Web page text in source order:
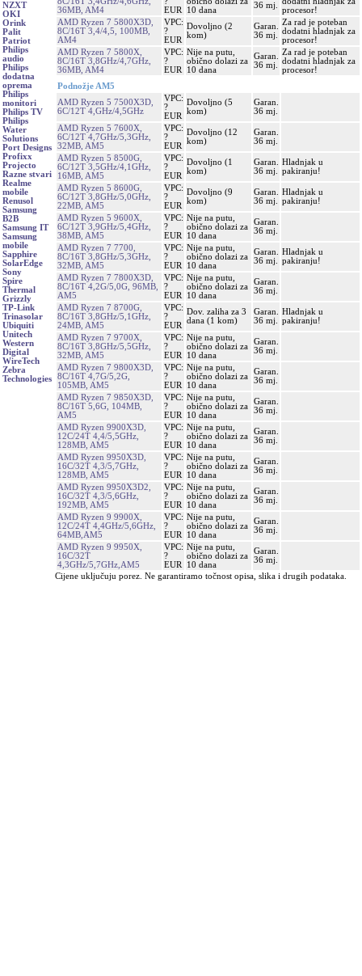
NZXT
OKI
Orink
Palit
Patriot
Philips
audio
Philips
dodatna
oprema
Philips
monitori
Philips TV
Philips
Water
Solutions
Port Designs
Profixx
Projecto
Razne stvari
Realme
mobile
Renusol
Samsung
B2B
Samsung IT
Samsung
mobile
Sapphire
SolarEdge
Sony
Spire
Thermal
Grizzly
TP-Link
Trinasolar
Ubiquiti
Unitech
Western
Digital
WireTech
Zebra
Technologies
36MB, AM4
EUR
10 dana
36 mj.
procesor!
AMD Ryzen 7 5800X3D,
8C/16T 3,4/4,5, 100MB,
AM4
VPC:
?
EUR
Dovoljno (2
kom)
Garan.
36 mj.
Za rad je poteban
dodatni hladnjak za
procesor!
AMD Ryzen 7 5800X,
8C/16T 3,8GHz/4,7GHz,
36MB, AM4
VPC:
?
EUR
Nije na putu,
obično dolazi za
10 dana
Garan.
36 mj.
Za rad je poteban
dodatni hladnjak za
procesor!
Podnožje AM5
AMD Ryzen 5 7500X3D,
6C/12T 4,GHz/4,5GHz
VPC:
?
EUR
Dovoljno (5
kom)
Garan.
36 mj.
AMD Ryzen 5 7600X,
6C/12T 4,7GHz/5,3GHz,
32MB, AM5
VPC:
?
EUR
Dovoljno (12
kom)
Garan.
36 mj.
AMD Ryzen 5 8500G,
6C/12T 3,5GHz/4,1GHz,
16MB, AM5
VPC:
?
EUR
Dovoljno (1
kom)
Garan.
36 mj.
Hladnjak u
pakiranju!
AMD Ryzen 5 8600G,
6C/12T 3,8GHz/5,0GHz,
22MB, AM5
VPC:
?
EUR
Dovoljno (9
kom)
Garan.
36 mj.
Hladnjak u
pakiranju!
AMD Ryzen 5 9600X,
6C/12T 3,9GHz/5,4GHz,
38MB, AM5
VPC:
?
EUR
Nije na putu,
obično dolazi za
10 dana
Garan.
36 mj.
AMD Ryzen 7 7700,
8C/16T 3,8GHz/5,3GHz,
32MB, AM5
VPC:
?
EUR
Nije na putu,
obično dolazi za
10 dana
Garan.
36 mj.
Hladnjak u
pakiranju!
AMD Ryzen 7 7800X3D,
8C/16T 4,2G/5,0G, 96MB,
AM5
VPC:
?
EUR
Nije na putu,
obično dolazi za
10 dana
Garan.
36 mj.
AMD Ryzen 7 8700G,
8C/16T 3,8GHz/5,1GHz,
24MB, AM5
VPC:
?
EUR
Dov. zaliha za 3
dana (1 kom)
Garan.
36 mj.
Hladnjak u
pakiranju!
AMD Ryzen 7 9700X,
8C/16T 3,8GHz/5,5GHz,
32MB, AM5
VPC:
?
EUR
Nije na putu,
obično dolazi za
10 dana
Garan.
36 mj.
AMD Ryzen 7 9800X3D,
8C/16T 4,7G/5,2G,
105MB, AM5
VPC:
?
EUR
Nije na putu,
obično dolazi za
10 dana
Garan.
36 mj.
AMD Ryzen 7 9850X3D,
8C/16T 5,6G, 104MB,
AM5
VPC:
?
EUR
Nije na putu,
obično dolazi za
10 dana
Garan.
36 mj.
AMD Ryzen 9900X3D,
12C/24T 4,4/5,5GHz,
128MB, AM5
VPC:
?
EUR
Nije na putu,
obično dolazi za
10 dana
Garan.
36 mj.
AMD Ryzen 9950X3D,
16C/32T 4,3/5,7GHz,
128MB, AM5
VPC:
?
EUR
Nije na putu,
obično dolazi za
10 dana
Garan.
36 mj.
AMD Ryzen 9950X3D2,
16C/32T 4,3/5,6GHz,
192MB, AM5
VPC:
?
EUR
Nije na putu,
obično dolazi za
10 dana
Garan.
36 mj.
AMD Ryzen 9 9900X,
12C/24T 4,4GHz/5,6GHz,
64MB,AM5
VPC:
?
EUR
Nije na putu,
obično dolazi za
10 dana
Garan.
36 mj.
AMD Ryzen 9 9950X,
16C/32T
4,3GHz/5,7GHz,AM5
VPC:
?
EUR
Nije na putu,
obično dolazi za
10 dana
Garan.
36 mj.
Cijene uključuju porez. Ne garantiramo točnost opisa, slika i drugih podataka.